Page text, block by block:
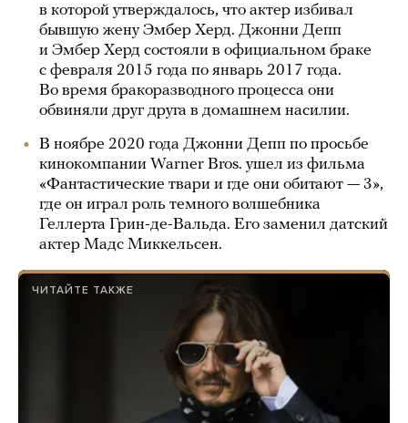
в которой утверждалось, что актер избивал
бывшую жену Эмбер Херд. Джонни Депп
и Эмбер Херд состояли в официальном браке
с февраля 2015 года по январь 2017 года.
Во время бракоразводного процесса они
обвиняли друг друга в домашнем насилии.
В ноябре 2020 года Джонни Депп по просьбе
кинокомпании Warner Bros. ушел из фильма
«Фантастические твари и где они обитают — 3»,
где он играл роль темного волшебника
Геллерта Грин-де-Вальда. Его заменил датский
актер Мадс Миккельсен.
ЧИТАЙТЕ ТАКЖЕ